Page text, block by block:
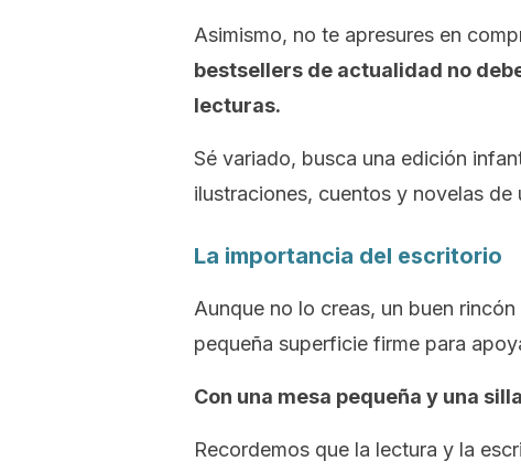
Asimismo, no te apresures en
bestsellers de actualidad no
lecturas.
Sé variado, busca una edición
ilustraciones, cuentos y novelas
La importancia del escritorio
Aunque no lo creas, un buen
pequeña superficie firme para
Con una mesa pequeña y una
Recordemos que la lectura y la